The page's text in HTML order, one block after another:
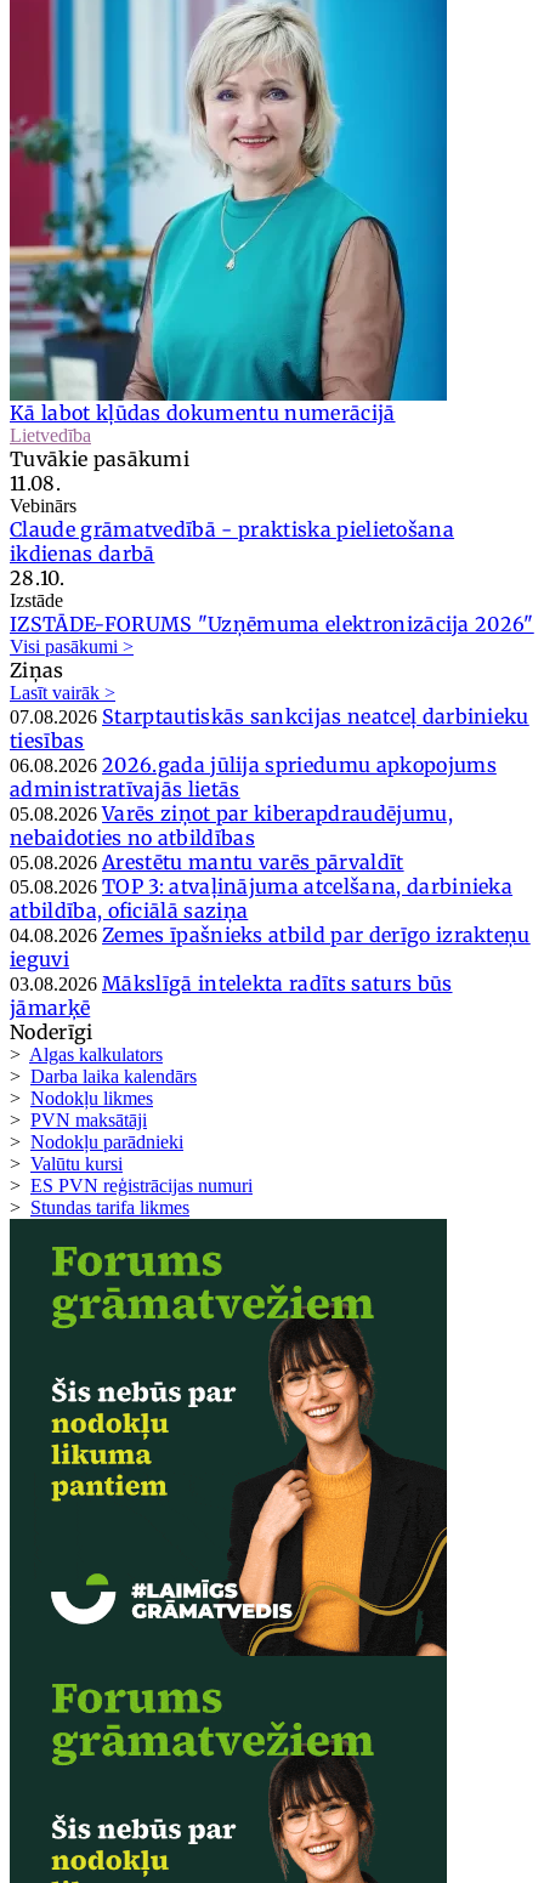
Kā labot kļūdas dokumentu numerācijā
Lietvedība
Tuvākie pasākumi
11.08.
Vebinārs
Claude grāmatvedībā - praktiska pielietošana
ikdienas darbā
28.10.
Izstāde
IZSTĀDE-FORUMS "Uzņēmuma elektronizācija 2026"
Visi pasākumi >
Ziņas
Lasīt vairāk >
07.08.2026 Starptautiskās sankcijas neatceļ darbinieku
tiesības
06.08.2026 2026.gada jūlija spriedumu apkopojums
administratīvajās lietās
05.08.2026 Varēs ziņot par kiberapdraudējumu,
nebaidoties no atbildības
05.08.2026 Arestētu mantu varēs pārvaldīt
05.08.2026 TOP 3: atvaļinājuma atcelšana, darbinieka
atbildība, oficiālā saziņa
04.08.2026 Zemes īpašnieks atbild par derīgo izrakteņu
ieguvi
03.08.2026 Mākslīgā intelekta radīts saturs būs
jāmarķē
Noderīgi
> Algas kalkulators
> Darba laika kalendārs
> Nodokļu likmes
> PVN maksātāji
> Nodokļu parādnieki
> Valūtu kursi
> ES PVN reģistrācijas numuri
> Stundas tarifa likmes